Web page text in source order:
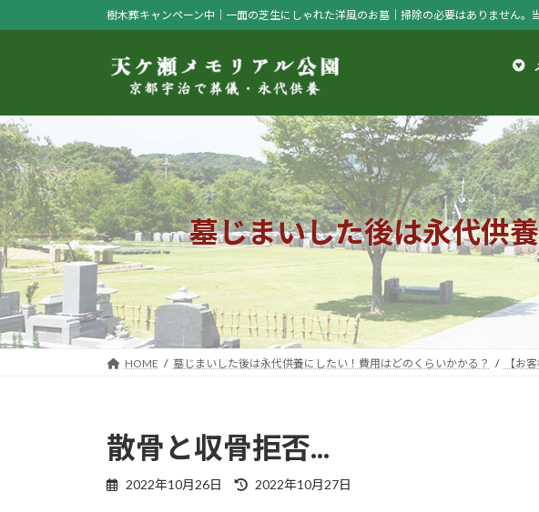
ン
へ
ス
キ
ッ
プ
ビ
ョ
ン
に
移
動
樹木葬キャンペーン中｜一面の芝生にしゃれた洋風のお墓｜掃除の必要はありません。
墓じまいした後は永代供
HOME 墓じまいした後は永代供養にしたい！費用はどのくらいかかる？ 【お
散骨と収骨拒否...
2022年10月26日
最
2022年10月27日